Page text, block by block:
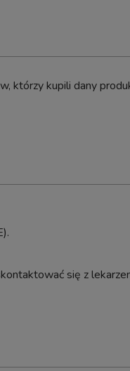
Kh Buffer 5000g
do Podnoszenia KH
którzy kupili dany
się z